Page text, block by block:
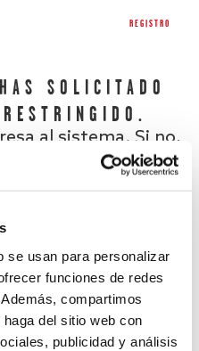
se usan para personalizar
funciones de redes
compartimos
del sitio web con
publicidad y análisis
REGISTRO
SOLICITADO
al sistema. Si no,